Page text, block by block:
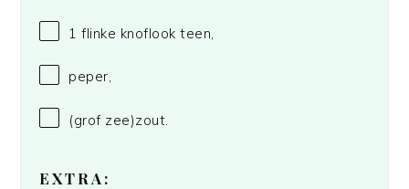
1 flinke knoflook teen,
peper,
(grof zee)zout.
EXTRA: